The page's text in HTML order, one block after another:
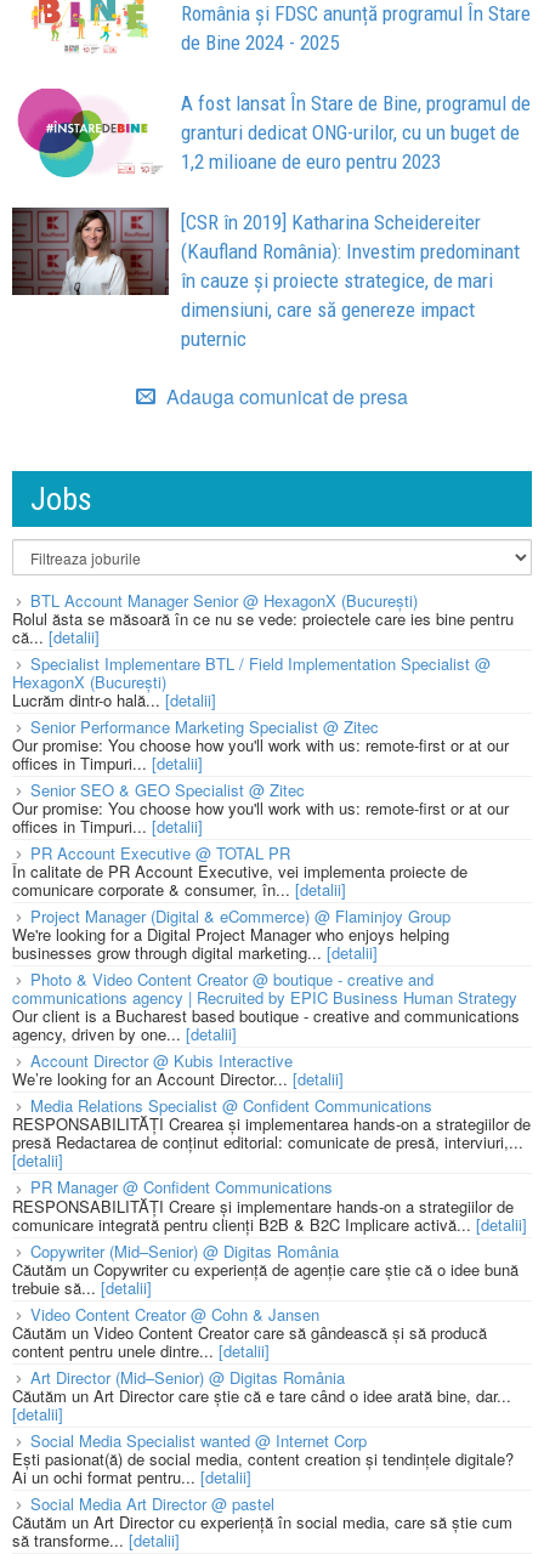
România și FDSC anunță programul În Stare
de Bine 2024 - 2025
A fost lansat În Stare de Bine, programul de
granturi dedicat ONG-urilor, cu un buget de
1,2 milioane de euro pentru 2023
[CSR în 2019] Katharina Scheidereiter
(Kaufland România): Investim predominant
în cauze și proiecte strategice, de mari
dimensiuni, care să genereze impact
puternic
Adauga comunicat de presa
Jobs
BTL Account Manager Senior @ HexagonX (București)
Rolul ăsta se măsoară în ce nu se vede: proiectele care ies bine pentru
că... [detalii]
Specialist Implementare BTL / Field Implementation Specialist @
HexagonX (București)
Lucrăm dintr-o hală...[detalii]
Senior Performance Marketing Specialist @ Zitec
Our promise: You choose how you'll work with us: remote-first or at our
offices in Timpuri... [detalii]
Senior SEO & GEO Specialist @ Zitec
Our promise: You choose how you'll work with us: remote-first or at our
offices in Timpuri... [detalii]
PR Account Executive @ TOTAL PR
În calitate de PR Account Executive, vei implementa proiecte de
comunicare corporate & consumer, în... [detalii]
Project Manager (Digital & eCommerce) @ Flaminjoy Group
We're looking for a Digital Project Manager who enjoys helping
businesses grow through digital marketing... [detalii]
Photo & Video Content Creator @ boutique - creative and
communications agency | Recruited by EPIC Business Human Strategy
Our client is a Bucharest based boutique - creative and communications
agency, driven by one... [detalii]
Account Director @ Kubis Interactive
We’re looking for an Account Director... [detalii]
Media Relations Specialist @ Confident Communications
RESPONSABILITĂȚI Crearea și implementarea hands-on a strategiilor de
presă Redactarea de conținut editorial: comunicate de presă, interviuri,...
[detalii]
PR Manager @ Confident Communications
RESPONSABILITĂȚI Creare și implementare hands-on a strategiilor de
comunicare integrată pentru clienți B2B & B2C Implicare activă... [detalii]
Copywriter (Mid–Senior) @ Digitas România
Căutăm un Copywriter cu experiență de agenție care știe că o idee bună
trebuie să... [detalii]
Video Content Creator @ Cohn & Jansen
Căutăm un Video Content Creator care să gândească și să producă
content pentru unele dintre... [detalii]
Art Director (Mid–Senior) @ Digitas România
Căutăm un Art Director care știe că e tare când o idee arată bine, dar...
[detalii]
Social Media Specialist wanted @ Internet Corp
Ești pasionat(ă) de social media, content creation și tendințele digitale?
Ai un ochi format pentru... [detalii]
Social Media Art Director @ pastel
Căutăm un Art Director cu experiență în social media, care să știe cum
să transforme... [detalii]